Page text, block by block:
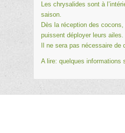
Les chrysalides sont à
saison.
Dès la réception des
puissent déployer leurs ailes.
Il ne sera pas nécessaire
A lire: quelques informations